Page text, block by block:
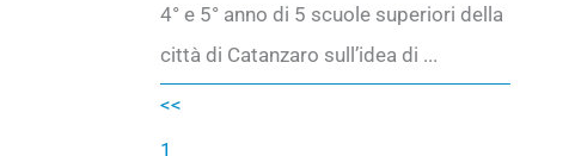
4° e 5° anno di 5 scuole superiori della
città di Catanzaro sull’idea di ...
<<
1